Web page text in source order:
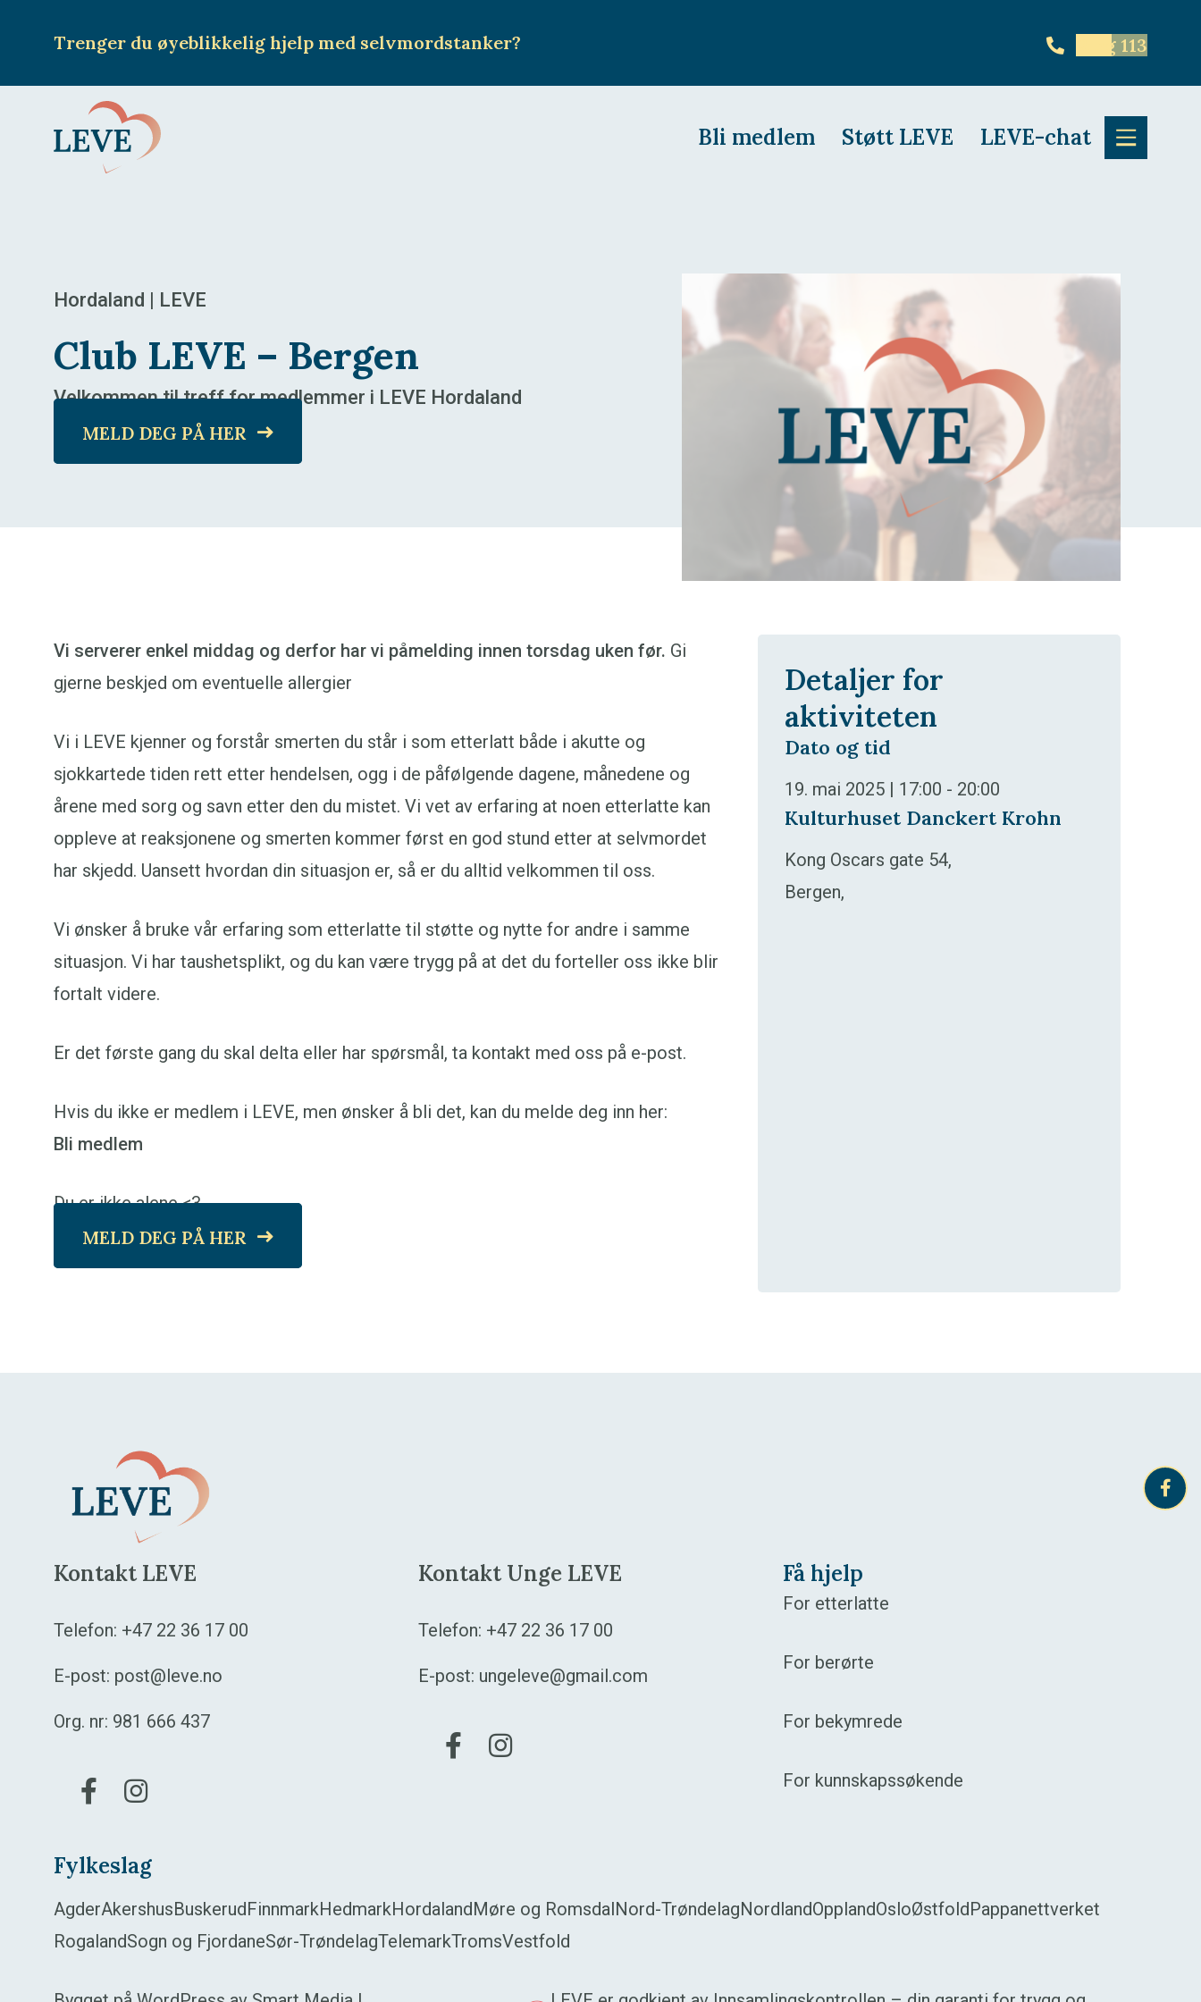
Trenger du øyeblikkelig hjelp med selvmordstanker? Ring 113
Bli medlem Støtt LEVE LEVE-chat
Hordaland | LEVE
Club LEVE – Bergen
Velkommen til treff for medlemmer i LEVE Hordaland
MELD DEG PÅ HER
Vi serverer enkel middag og derfor har vi påmelding innen torsdag uken før. Gi
gjerne beskjed om eventuelle allergier
Vi i LEVE kjenner og forstår smerten du står i som etterlatt både i akutte og
sjokkartede tiden rett etter hendelsen, ogg i de påfølgende dagene, månedene og
årene med sorg og savn etter den du mistet. Vi vet av erfaring at noen etterlatte kan
oppleve at reaksjonene og smerten kommer først en god stund etter at selvmordet
har skjedd. Uansett hvordan din situasjon er, så er du alltid velkommen til oss.
Vi ønsker å bruke vår erfaring som etterlatte til støtte og nytte for andre i samme
situasjon. Vi har taushetsplikt, og du kan være trygg på at det du forteller oss ikke blir
fortalt videre.
Er det første gang du skal delta eller har spørsmål, ta kontakt med oss på e-post.
Hvis du ikke er medlem i LEVE, men ønsker å bli det, kan du melde deg inn her:
Bli medlem
Du er ikke alene <3
MELD DEG PÅ HER
Detaljer for
aktiviteten
Dato og tid
19. mai 2025 | 17:00 - 20:00
Kulturhuset Danckert Krohn
Kong Oscars gate 54,
Bergen,
Kontakt LEVE
Telefon: +47 22 36 17 00
E-post: post@leve.no
Org. nr: 981 666 437
Gå til vår Facebook
Gå til vår Instagram
Kontakt Unge LEVE
Telefon: +47 22 36 17 00
E-post: ungeleve@gmail.com
Gå til vår Facebook
Gå til vår Instagram
Få hjelp
For etterlatte
For berørte
For bekymrede
For kunnskapssøkende
Fylkeslag
AgderAkershusBuskerud FinnmarkHedmarkHordaland Møre og Romsdal Nord-TrøndelagNordlandOpplandOsloØstfold Pappanettverket
RogalandSogn og FjordaneSør-TrøndelagTelemarkTromsVestfold